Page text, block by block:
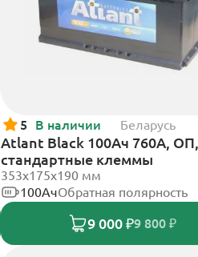
5 В наличии Беларусь
Atlant Black 100Ач 760А, ОП,
стандартные клеммы
353х175х190 мм
100АчОбратная полярность
9 000 ₽9 800 ₽